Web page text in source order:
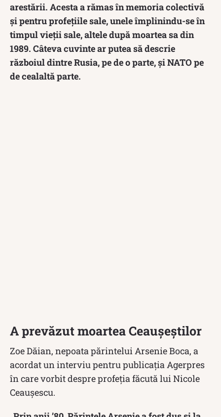
arestării. Acesta a rămas în memoria colectivă
și pentru profețiile sale, unele împlinindu-se în
timpul vieții sale, altele după moartea sa din
1989. Câteva cuvinte ar putea să descrie
războiul dintre Rusia, pe de o parte, și NATO pe
de cealaltă parte.
A prevăzut moartea Ceaușeștilor
Zoe Dăian, nepoata părintelui Arsenie Boca, a
acordat un interviu pentru publicația Agerpres
în care vorbit despre profeția făcută lui Nicole
Ceaușescu.